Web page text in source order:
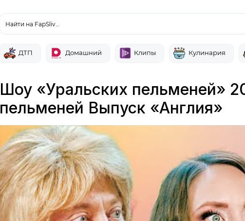
Найти на FapSliv…
ДТП Домашний Клипы Кулинария
Шоу «Уральских пельменей»
пельменей Выпуск «Англия»